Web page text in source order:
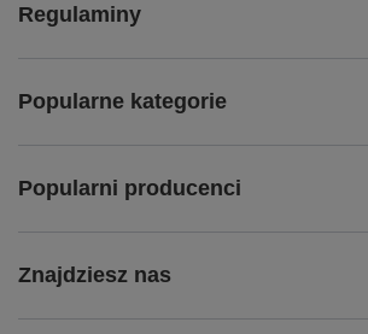
Regulaminy
Popularne kategorie
Popularni producenci
Znajdziesz nas